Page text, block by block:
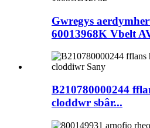
Gwregys
60013968K Vbelt
B210780000244
cloddwr sbâr...